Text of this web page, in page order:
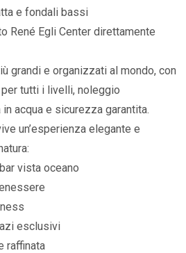
e fondali bassi
René Egli Center direttamente
grandi e organizzati al mondo, con
tutti i livelli, noleggio
acqua e sicurezza garantita.
un’esperienza elegante e
vista oceano
esclusivi
raffinata